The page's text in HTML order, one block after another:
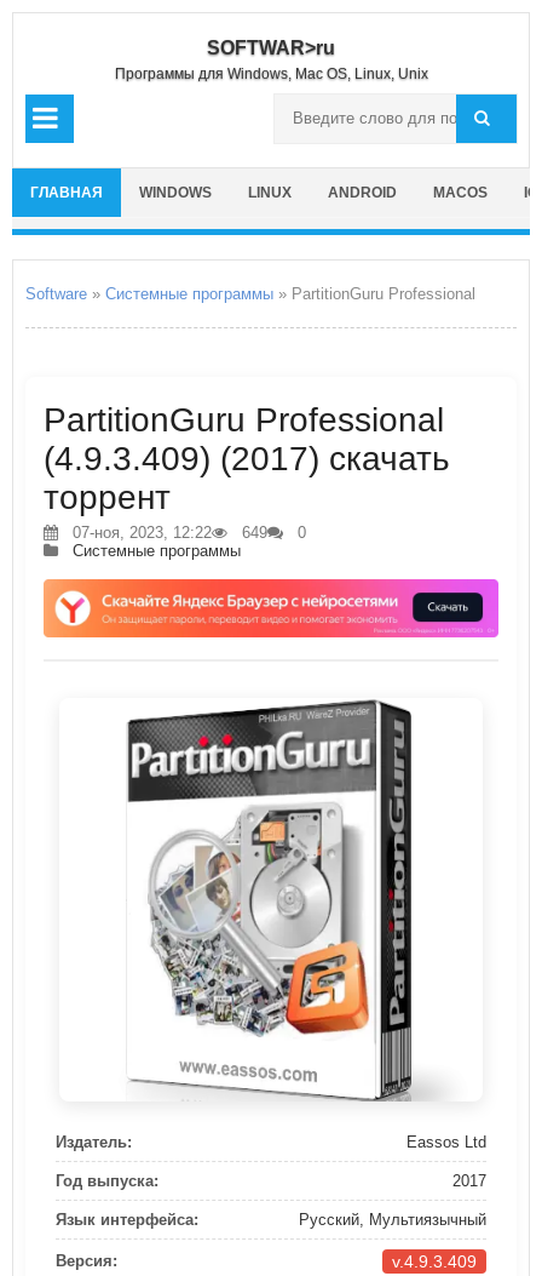
SOFTWAR>ru
Программы для Windows, Mac OS, Linux, Unix
ГЛАВНАЯ WINDOWS LINUX ANDROID MACOS
Software » Системные программы » PartitionGuru Professional
PartitionGuru Professional
(4.9.3.409) (2017) скачать
торрент
07-ноя, 2023, 12:22 649
0
Системные программы
Издатель: Eassos Ltd
Год выпуска: 2017
Язык интерфейса: Русский, Мультиязычный
Версия: v.4.9.3.409